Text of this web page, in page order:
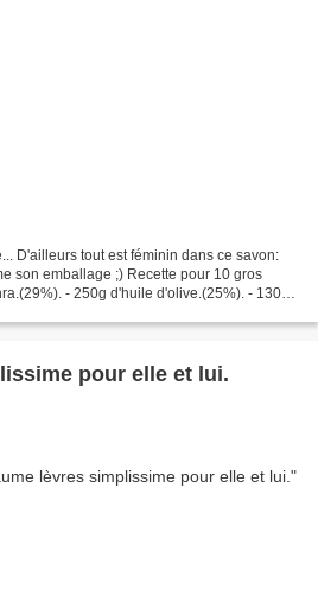
D'ailleurs tout est féminin dans ce savon:
son emballage ;) Recette pour 10 gros
- 250g d'huile d'olive.(25%). - 130g
simplissime pour elle et lui.